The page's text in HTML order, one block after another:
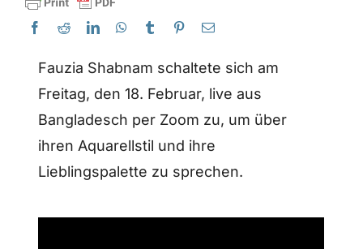
Kontaktieren Sie uns
Abonnieren
Fauzia Shabnam schaltete sich am
Freitag, den 18. Februar, live aus
Bangladesch per Zoom zu, um über
ihren Aquarellstil und ihre
Lieblingspalette zu sprechen.